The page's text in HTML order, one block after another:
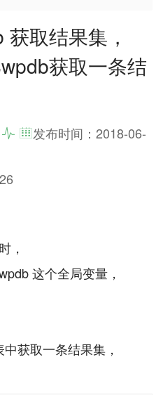
取结果集，
获取一条结
发布时间： 2018-06-
26
时，
这个全局变量，
获取一条结果集，